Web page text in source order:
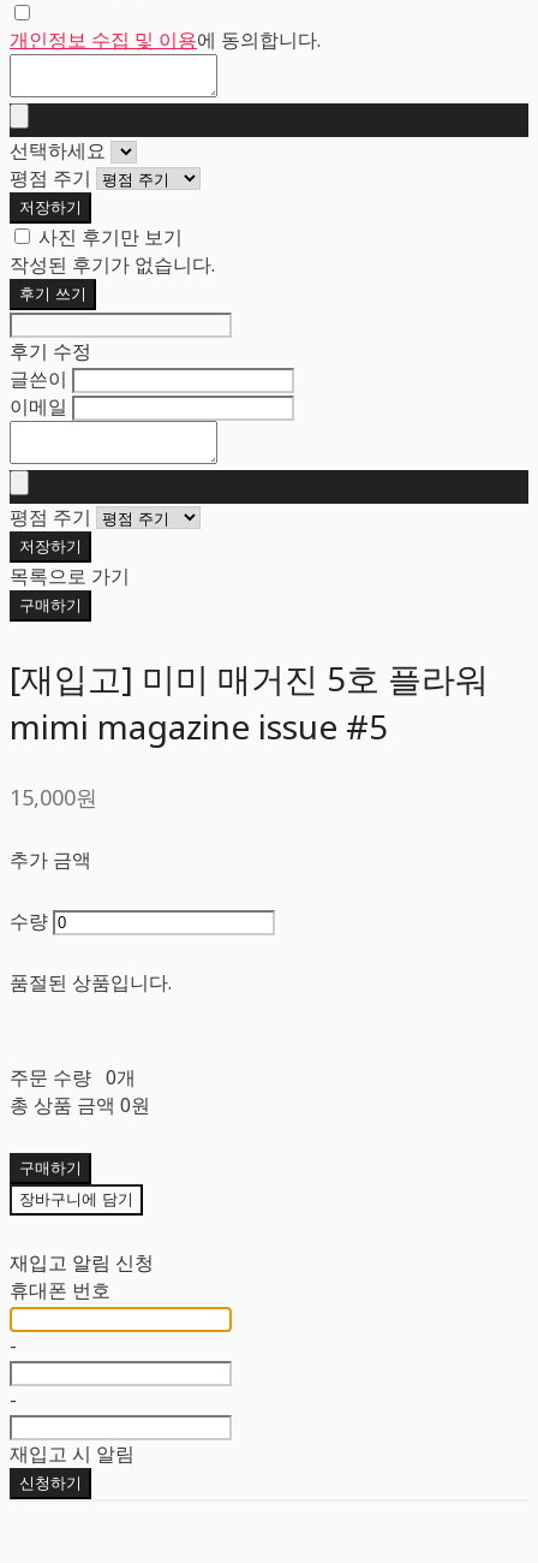
개인정보 수집 및 이용에 동의합니다.
선택하세요
평점 주기
저장하기
사진 후기만 보기
작성된 후기가 없습니다.
후기 쓰기
후기 수정
글쓴이
이메일
평점 주기
저장하기
목록으로 가기
구매하기
[재입고] 미미 매거진 5호 플라워
mimi magazine issue #5
15,000원
추가 금액
수량
품절된 상품입니다.
주문 수량 0개
총 상품 금액 0원
구매하기
장바구니에 담기
재입고 알림 신청
휴대폰 번호
-
-
재입고 시 알림
신청하기